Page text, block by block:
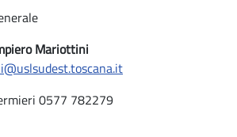
Mariottini
0577 782279